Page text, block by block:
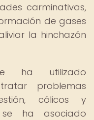
carminativas,
de gases
la hinchazón
ha utilizado
problemas
cólicos y
se ha asociado